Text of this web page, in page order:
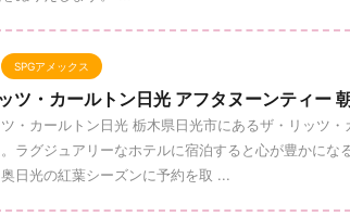
SPGアメックス
ツ・カールトン日光 アフタヌーンティー
・カールトン日光 栃木県日光市にあるザ・リッツ
ラグジュアリーなホテルに宿泊すると心が豊かにな
日光の紅葉シーズンに予約を取 ...